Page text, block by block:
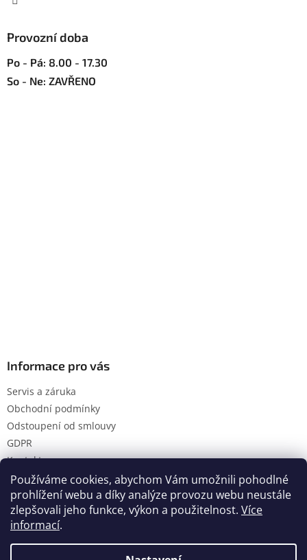
Používáme cookies, abychom Vám umožnili pohodlné
prohlížení webu a díky analýze provozu webu neustále
zlepšovali jeho funkce, výkon a použitelnost. Více
informací.
Provozní doba
Po - Pá: 8.00 - 17.30
So - Ne: ZAVŘENO
Informace pro vás
Servis a záruka
Obchodní podmínky
Odstoupení od smlouvy
GDPR
Kontakty
Vytvořil Shoptet